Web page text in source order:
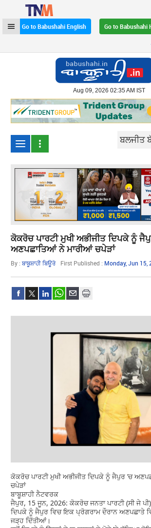
Go to Babushahi English
Go to Babushahi
Aug 09, 2026 02:35 AM IST
ਬਲਜੀਤ
ਕੋਕਰੋਚ ਪਾਰਟੀ ਮੁਖੀ ਅਭੀਜੀਤ ਦਿਪਕੇ ਨੂੰ
ਅਣਪਛਾਤਿਆਂ ਨੇ ਮਾਰੀਆਂ ਚਪੇੜਾਂ
By :ਬਾਬੂਸ਼ਾਹੀ ਬਿਊਰੋ First Published : Monday, Jun 15,
ਕੋਕਰੋਚ ਪਾਰਟੀ ਮੁਖੀ ਅਭੀਜੀਤ ਦਿਪਕੇ ਨੂੰ ਜੈਪੁਰ ’ਚ
ਚਪੇੜਾਂ
ਬਾਬੂਸ਼ਾਹੀ ਨੈਟਵਰਕ
ਜੈਪੁਰ, 15 ਜੂਨ, 2026: ਕੋਕਰੋਚ ਜਨਤਾ ਪਾਰਟੀ (ਸੀ ਜੇ
ਦਿਪਕੇ ਨੂੰ ਜੈਪੁਰ ਵਿਚ ਇਕ ਪ੍ਰੋਗਰਾਮ ਦੌਰਾਨ ਅਣਪਛਾ‌ਤੇ
ਜੜ੍ਹ ਦਿੱਤੀਆਂ।